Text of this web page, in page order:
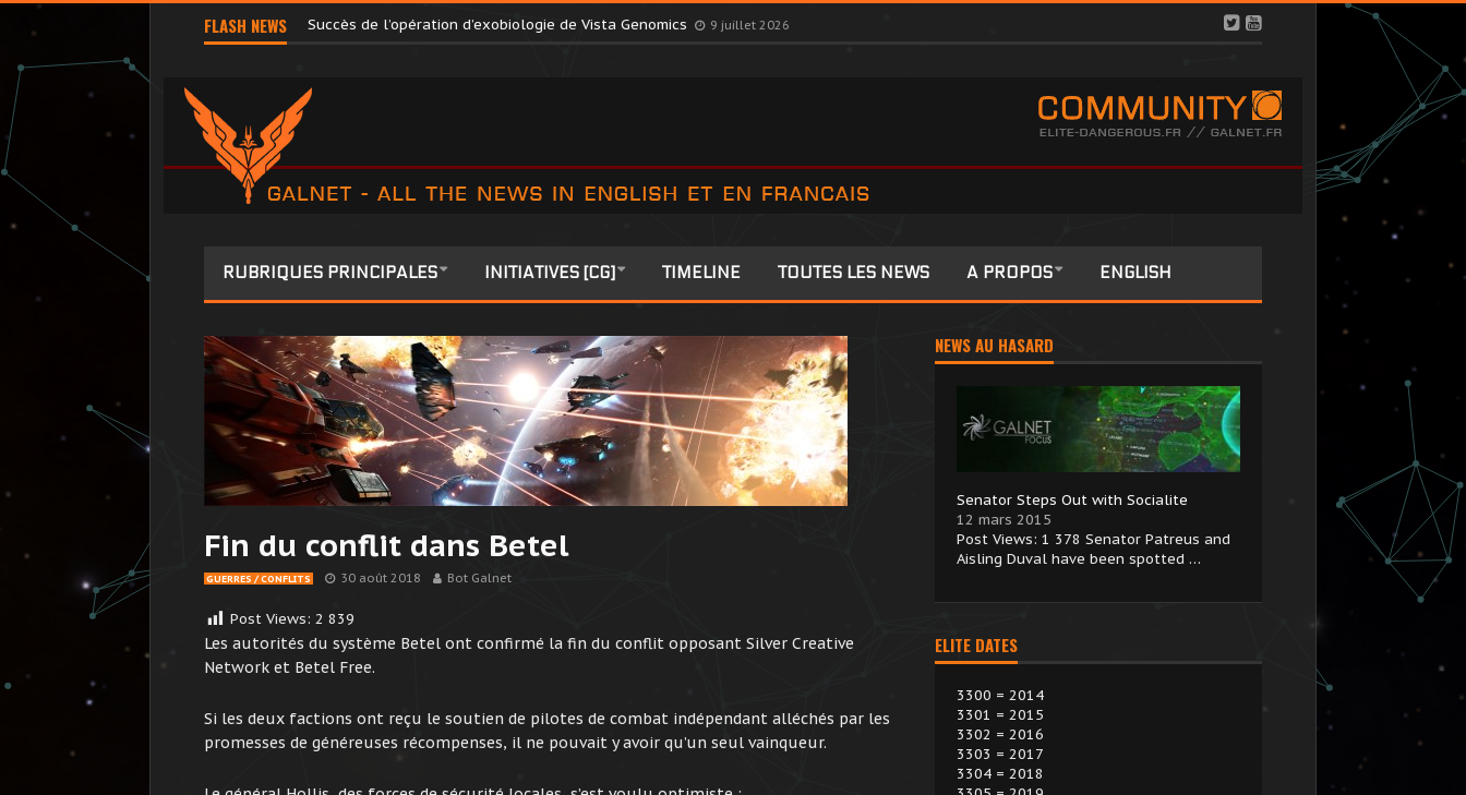
FLASH NEWS Succès de l’opération d’exobiologie de Vista Genomics 9 juillet 2026
RUBRIQUES PRINCIPALES INITIATIVES [CG] TIMELINE TOUTES LES NEWS A PROPOS ENGLISH
Fin du conflit dans Betel
GUERRES / CONFLITS 30 août 2018 Bot Galnet
Post Views: 2 839
Les autorités du système Betel ont confirmé la fin du conflit opposant Silver Creative
Network et Betel Free.
Si les deux factions ont reçu le soutien de pilotes de combat indépendant alléchés par les
promesses de généreuses récompenses, il ne pouvait y avoir qu’un seul vainqueur.
NEWS AU HASARD
Senator Steps Out with Socialite
12 mars 2015
Post Views: 1 378 Senator Patreus and
Aisling Duval have been spotted …
ELITE DATES
3300 = 2014
3301 = 2015
3302 = 2016
3303 = 2017
3304 = 2018